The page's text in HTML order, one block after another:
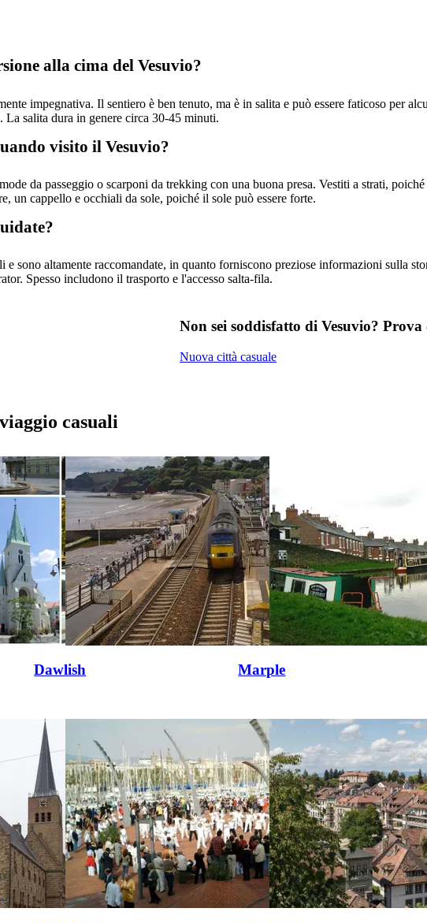
alla cima del Vesuvio?
impegnativa. Il sentiero è ben tenuto, ma è in salita e può essere faticoso per
La salita dura in genere circa 30-45 minuti.
visito il Vesuvio?
da passeggio o scarponi da trekking con una buona presa. Vestiti a strati,
un cappello e occhiali da sole, poiché il sole può essere forte.
sono altamente raccomandate, in quanto forniscono preziose informazioni sulla
Spesso includono il trasporto e l'accesso salta-fila.
Non sei soddisfatto di Vesuvio?
Nuova città casuale
casuali
Dawlish Marple